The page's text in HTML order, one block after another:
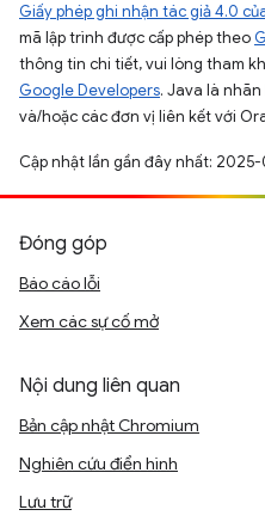
Giấy phép ghi nhận tác giả 4.0
mã lập trình được cấp phép theo
thông tin chi tiết, vui lòng tham
Google Developers. Java là
và/hoặc các đơn vị liên kết với
Cập nhật lần gần đây nhất: 2025-
Đóng góp
Báo cáo lỗi
Xem các sự cố mở
Nội dung liên quan
Bản cập nhật Chromium
Nghiên cứu điển hình
Lưu trữ